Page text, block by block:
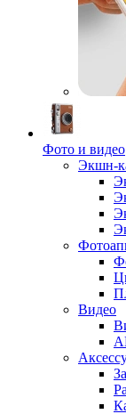
Фото и видео
Экшн-
Видео